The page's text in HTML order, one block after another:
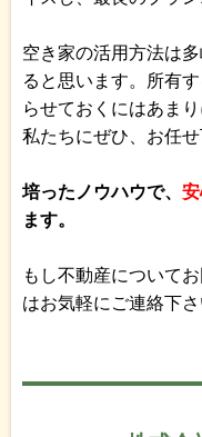
空き家の活用方法は
ると思います。所有
らせておくにはあま
私たちにぜひ、お任せ
培ったノウハウで、
ます。
もし不動産について
はお気軽にご連絡下さ